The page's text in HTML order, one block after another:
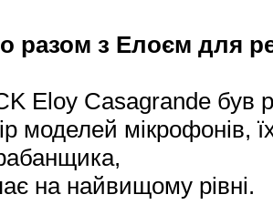
разом з Елоєм для
Eloy Casagrande був
моделей мікрофонів,
на найвищому рівні.